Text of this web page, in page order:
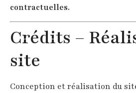
contractuelles.
Crédits –
site
Conception et réalisation du